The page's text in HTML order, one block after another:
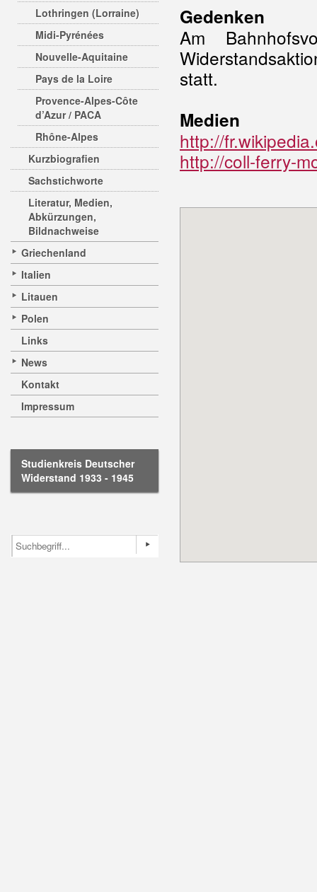
Lothringen (Lorraine)
Midi-Pyrénées
Nouvelle-Aquitaine
Pays de la Loire
Provence-Alpes-Côte
d’Azur / PACA
Rhône-Alpes
Kurzbiografien
Sachstichworte
Literatur, Medien,
Abkürzungen,
Bildnachweise
Griechenland
Italien
Litauen
Polen
Links
News
Kontakt
Impressum
Studienkreis Deutscher
Widerstand 1933 - 1945
Gedenken
Am
statt.
Medien
http://
http://coll-ferry-